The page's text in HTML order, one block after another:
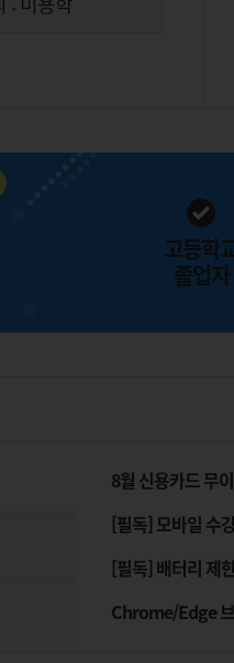
행제를 알아보게
고등학
졸업자
8월 신용카드 무
[필독] 모바일 수
[필독] 배터리 제